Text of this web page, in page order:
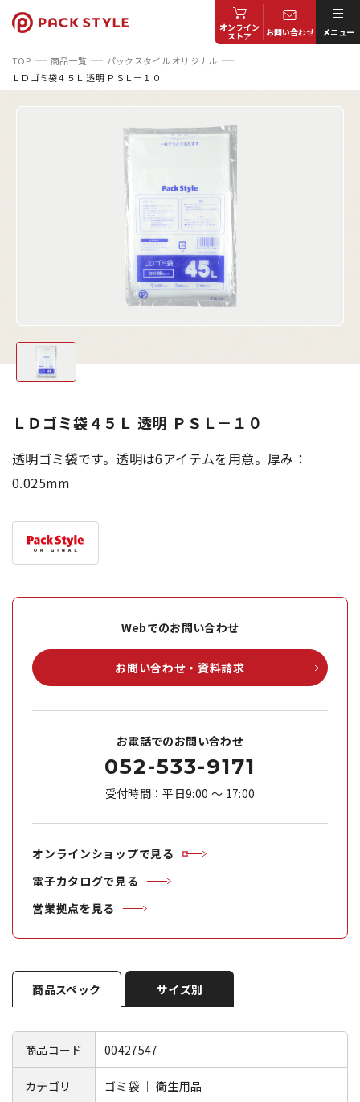
オンライン
ストア お問い合わせ メニュー
TOP 商品一覧
パックスタイル オリジナル
ＬＤゴミ袋４５Ｌ 透明 ＰＳＬ－１０
ＬＤゴミ袋４５Ｌ 透明 ＰＳＬ－１０
透明ゴミ袋です。透明は6アイテムを用意。厚み：
0.025mm
Webでのお問い合わせ
お問い合わせ・資料請求
お電話でのお問い合わせ
052-533-9171
受付時間：平日9:00 ～ 17:00
オンラインショップで見る
電子カタログで見る
営業拠点を見る
商品スペック サイズ別
商品コード 00427547
カテゴリ ゴミ袋 ｜ 衛生用品